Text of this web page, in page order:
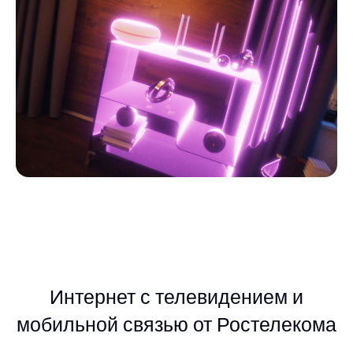
Интернет с телевидением и
мобильной связью от Ростелекома